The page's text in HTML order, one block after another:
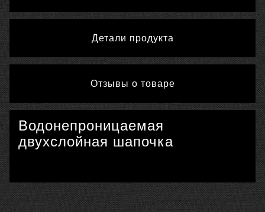
Детали продукта
Отзывы о товаре
Водонепроницаемая
двухслойная шапочка